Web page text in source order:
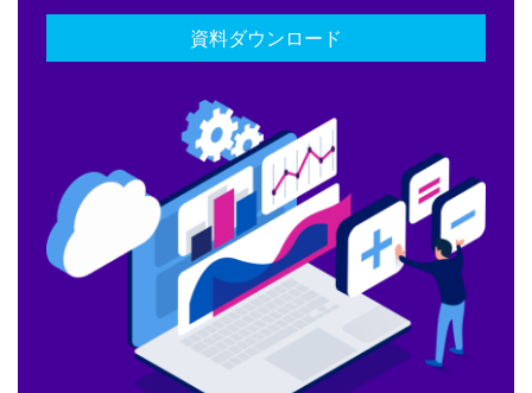
資料ダウンロード